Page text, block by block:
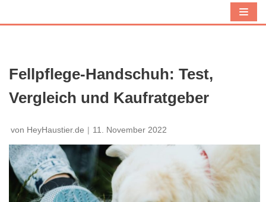
n
h
l
t
s
p
Fellpflege-Handschuh: Test,
Vergleich und Kaufratgeber
von HeyHaustier.de 11. November 2022